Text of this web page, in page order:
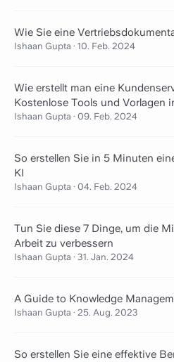
Wie Sie eine
Ishaan Gupta · 10. Feb. 2024
Wie erstellt man eine
Kostenlose Tools und Vorlagen
Ishaan Gupta · 09. Feb. 2024
So erstellen Sie in 5 Minuten
KI
Ishaan Gupta · 04. Feb. 2024
Tun Sie diese 7 Dinge, um die
Arbeit zu verbessern
Ishaan Gupta · 31. Jan. 2024
A Guide to Knowledge
Ishaan Gupta · 25. Aug. 2023
So erstellen Sie eine effektive